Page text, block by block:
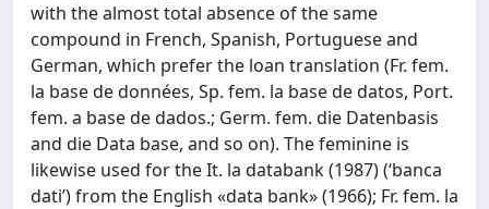
with the almost total absence of the same
compound in French, Spanish, Portuguese and
German, which prefer the loan translation (Fr. fem.
la base de données, Sp. fem. la base de datos, Port.
fem. a base de dados.; Germ. fem. die Datenbasis
and die Data base, and so on). The feminine is
likewise used for the It. la databank (1987) (‘banca
dati’) from the English «data bank» (1966); Fr. fem. la